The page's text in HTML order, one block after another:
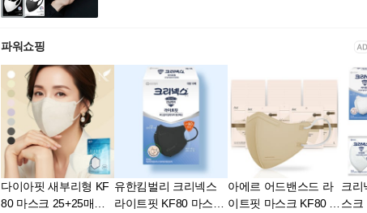
파워쇼핑
다이아핏 새부리형 KF
80 마스크 25+25매입
유한킴벌리 크리넥스
라이트핏 KF80 마스크
아에르 어드밴스드 라
이트핏 마스크 KF80 대
크리
스크